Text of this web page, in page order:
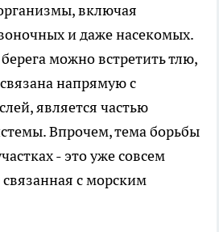
включая
и даже насекомых.
можно встретить тлю,
напрямую с
является частью
Впрочем, тема борьбы
- это уже совсем
с морским